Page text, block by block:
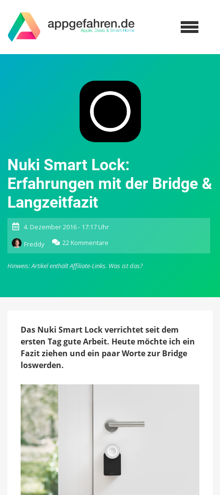
Nuki Smart Lock:
Erfahrungen mit der Bridge &
Langzeitfazit
4. Dezember 2016 - 17:17 Uhr
Freddy
22 Kommentare
Nuki
Lock:
der
Langzeitfazit
Hinweis: Artikel enthält Affiliate-Links. Was ist das?
Das Nuki Smart Lock verrichtet seit dem
ersten Tag gute Arbeit. Heute möchte ich ein
Fazit ziehen und ein paar Worte zur Bridge
loswerden.